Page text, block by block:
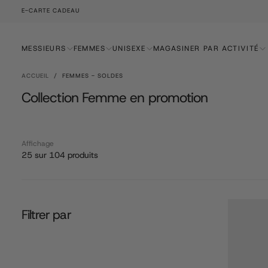
PASSER
E-CARTE CADEAU
MESSIEURS FEMMES UNISEXE MAGASINER PAR ACTIVITÉ
ACCUEIL / FEMMES - SOLDES
Collection Femme en promotion
Affichage
25 sur 104 produits
Filtrer par